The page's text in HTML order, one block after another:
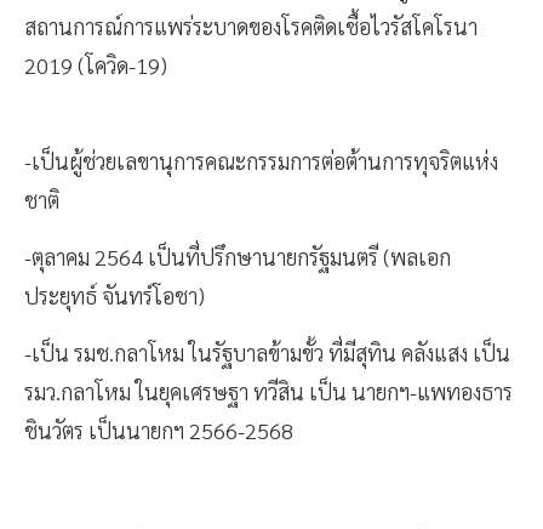
สถานการณ์การแพร่ระบาดของโรคติดเชื้อไวรัสโคโรนา
2019 (โควิด-19)
-เป็นผู้ช่วยเลขานุการคณะกรรมการต่อต้านการทุจริตแห่ง
ชาติ
-ตุลาคม 2564 เป็นที่ปรึกษานายกรัฐมนตรี (พลเอก
ประยุทธ์ จันทร์โอชา)
-เป็น รมช.กลาโหม ในรัฐบาลข้ามขั้ว ที่มีสุทิน คลังแสง เป็น
รมว.กลาโหม ในยุคเศรษฐา ทวีสิน เป็น นายกฯ-แพทองธาร
ชินวัตร เป็นนายกฯ 2566-2568